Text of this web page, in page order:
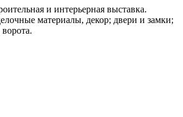
и интерьерная выставка.
материалы, декор; двери и замки;